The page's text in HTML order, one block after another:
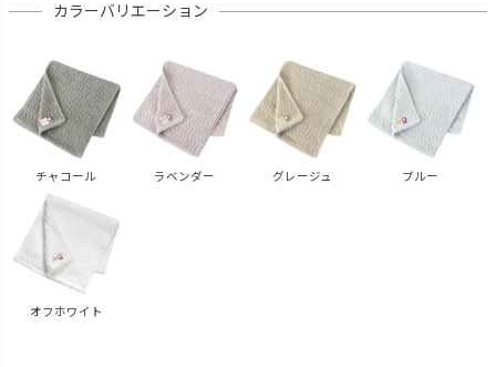
カラーバリエーション
チャコール ラベンダー グレージュ ブルー
オフホワイト